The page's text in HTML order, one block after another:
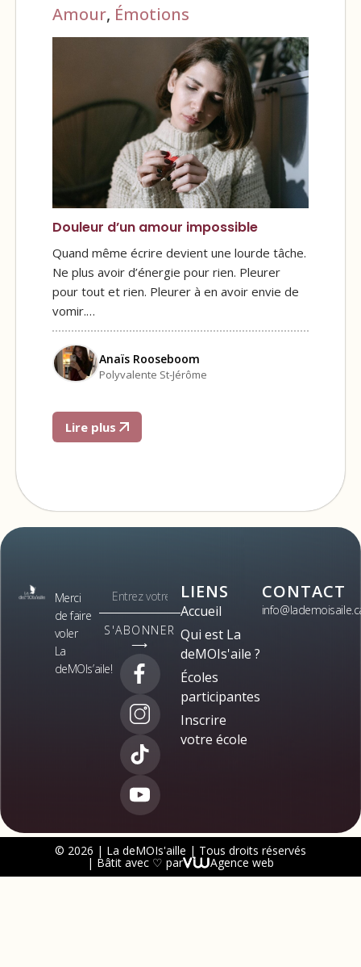
Amour, Émotions
Douleur d’un amour impossible
Quand même écrire devient une lourde tâche.
Ne plus avoir d’énergie pour rien. Pleurer
pour tout et rien. Pleurer à en avoir envie de
vomir.…
Anaïs Rooseboom
Polyvalente St-Jérôme
Lire plus
Merci
de faire
voler
La
deMOIs’aile!
S'ABONNER
⟶
LIENS
Accueil
Qui est La
deMOIs'aile ?
Écoles
participantes
Inscrire
votre école
CONTACT
© 2026 | La deMOIs'aille | Tous droits réservés
| Bâtit avec ♡ par Agence web